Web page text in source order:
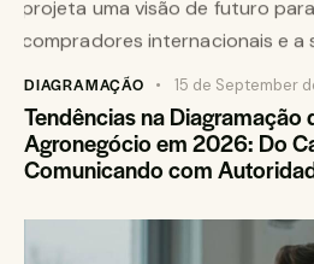
DIAGRAMAÇÃO 15 de September
Tendências na Diagramação
Agronegócio em 2026: Do
Comunicando com